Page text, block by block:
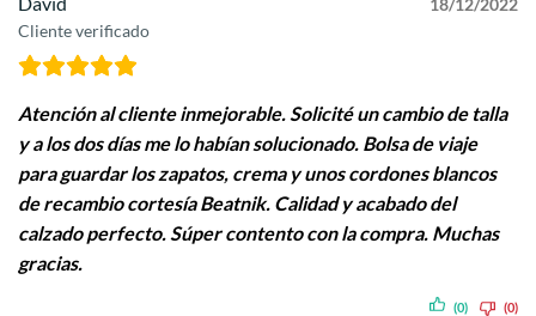
Cliente verificado
Atención al cliente inmejorable. Solicité un cambio de talla
y a los dos días me lo habían solucionado. Bolsa de viaje
para guardar los zapatos, crema y unos cordones blancos
de recambio cortesía Beatnik. Calidad y acabado del
calzado perfecto. Súper contento con la compra. Muchas
gracias.
(0) (0)